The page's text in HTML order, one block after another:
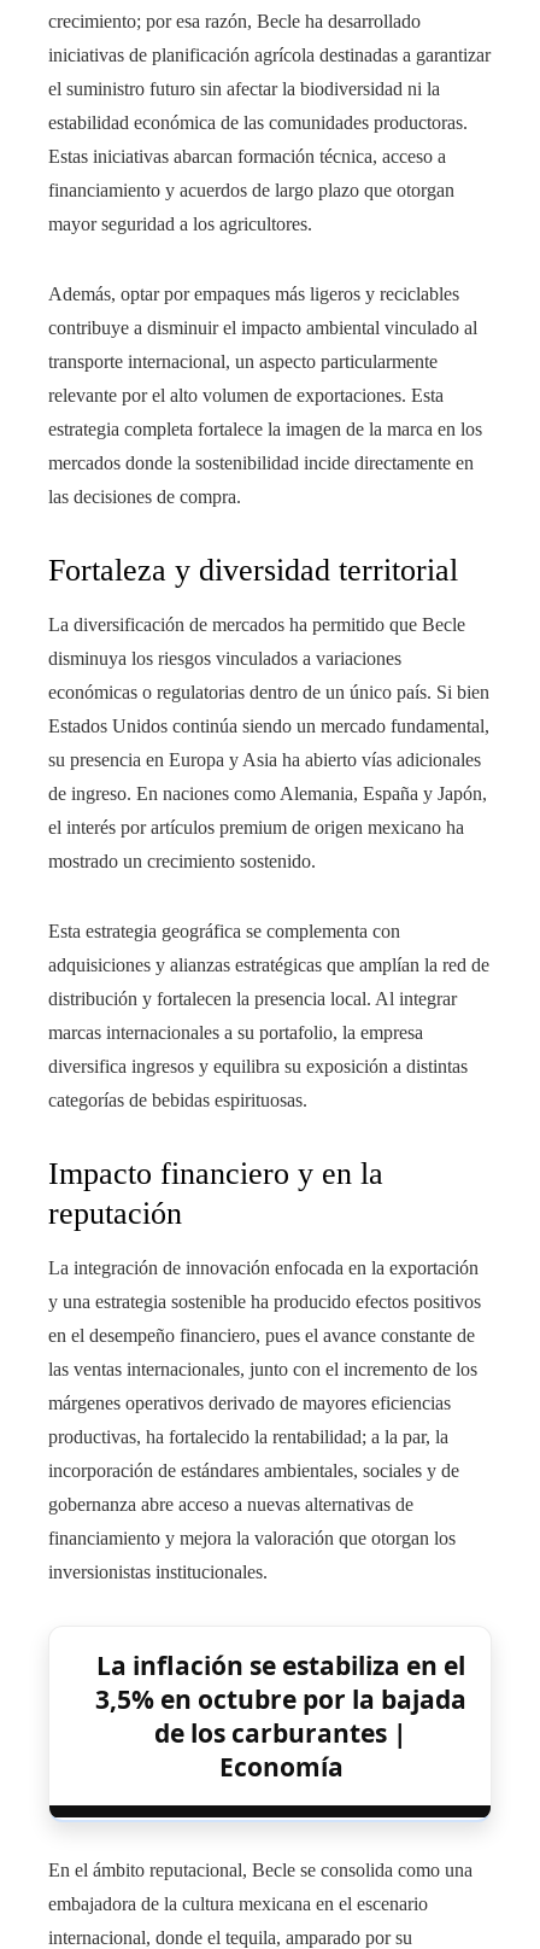
crecimiento; por esa razón, Becle ha desarrollado
iniciativas de planificación agrícola destinadas a garantizar
el suministro futuro sin afectar la biodiversidad ni la
estabilidad económica de las comunidades productoras.
Estas iniciativas abarcan formación técnica, acceso a
financiamiento y acuerdos de largo plazo que otorgan
mayor seguridad a los agricultores.
Además, optar por empaques más ligeros y reciclables
contribuye a disminuir el impacto ambiental vinculado al
transporte internacional, un aspecto particularmente
relevante por el alto volumen de exportaciones. Esta
estrategia completa fortalece la imagen de la marca en los
mercados donde la sostenibilidad incide directamente en
las decisiones de compra.
Fortaleza y diversidad territorial
La diversificación de mercados ha permitido que Becle
disminuya los riesgos vinculados a variaciones
económicas o regulatorias dentro de un único país. Si bien
Estados Unidos continúa siendo un mercado fundamental,
su presencia en Europa y Asia ha abierto vías adicionales
de ingreso. En naciones como Alemania, España y Japón,
el interés por artículos premium de origen mexicano ha
mostrado un crecimiento sostenido.
Esta estrategia geográfica se complementa con
adquisiciones y alianzas estratégicas que amplían la red de
distribución y fortalecen la presencia local. Al integrar
marcas internacionales a su portafolio, la empresa
diversifica ingresos y equilibra su exposición a distintas
categorías de bebidas espirituosas.
Impacto financiero y en la
reputación
La integración de innovación enfocada en la exportación
y una estrategia sostenible ha producido efectos positivos
en el desempeño financiero, pues el avance constante de
las ventas internacionales, junto con el incremento de los
márgenes operativos derivado de mayores eficiencias
productivas, ha fortalecido la rentabilidad; a la par, la
incorporación de estándares ambientales, sociales y de
gobernanza abre acceso a nuevas alternativas de
financiamiento y mejora la valoración que otorgan los
inversionistas institucionales.
La inflación se estabiliza en el
3,5% en octubre por la bajada
de los carburantes |
Economía
En el ámbito reputacional, Becle se consolida como una
embajadora de la cultura mexicana en el escenario
internacional, donde el tequila, amparado por su